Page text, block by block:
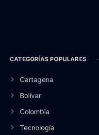
CATEGORÍAS POPULARES
Cartagena
Bolívar
Colombia
Tecnología